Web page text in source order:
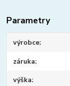
Parametry
výrobce
záruka
výška